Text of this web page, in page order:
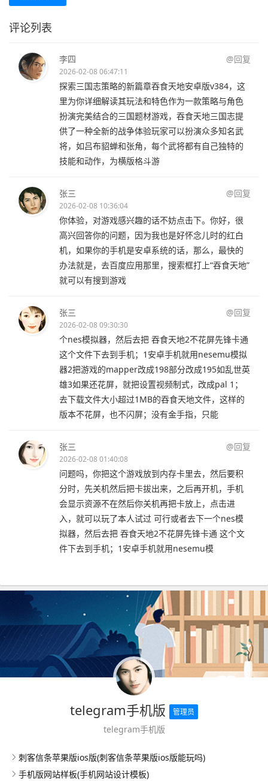
评论列表
李四 @回复
2026-02-08 06:47:11
探索三国志策略的新篇章吞食天地安卓版v384，这
里为你详细解读其玩法和特色作为一款策略与角色
扮演完美结合的三国题材游戏，吞食天地三国志提
供了一种全新的战争体验玩家可以扮演众多知名武
将，如吕布貂蝉和张角，每个武将都有自己独特的
技能和动作，为横版格斗游
张三 @回复
2026-02-08 10:36:04
你体验，对游戏感兴趣的话不妨点击下。你好，很
高兴回答你的问题，因为我也是好怀念儿时的红白
机，如果你的手机是安卓系统的话，那么，最快的
办法就是，去百度应用那里，搜索框打上“吞食天地”
就可以有搜到游戏
张三 @回复
2026-02-08 09:30:30
个nes模拟器，然后去把 吞食天地2不花屏先锋卡通
这个文件下去到手机；1安卓手机就用nesemu模拟
器2把游戏的mapper改成198部分改成195如乱世英
雄3如果还花屏，就把设置视频制式，改成pal 1；
去下载文件大小超过1MB的吞食天地文件，这样的
版本不花屏，也不闪屏；没有金手指，只能
张三 @回复
2026-02-08 01:40:08
问题吗，你把这个游戏放到内存卡里去，然后要积
分时，先关机然后把卡拔出来，之后再开机，手机
会显示资源不在然后你关机再把卡放上，点击进
入，就可以玩了本人试过 可行或者去下一个nes模
拟器，然后去把 吞食天地2不花屏先锋卡通 这个文
件下去到手机；1安卓手机就用nesemu模
telegram手机版 管理员
telegram手机版
刺客信条苹果版ios版(刺客信条苹果版ios版能玩吗)
手机版网站样板(手机网站设计模板)